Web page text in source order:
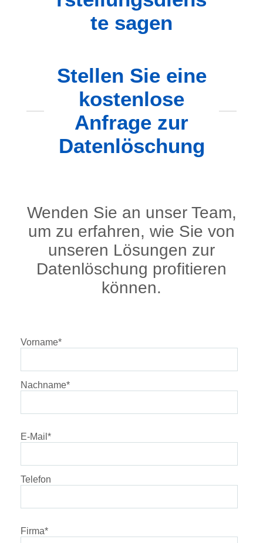
te sagen
Stellen Sie eine
kostenlose
Anfrage zur
Datenlöschung
Wenden Sie an unser Team,
um zu erfahren, wie Sie von
unseren Lösungen zur
Datenlöschung profitieren
können.
Vorname*
Nachname*
E-Mail *
Telefon
Firma*